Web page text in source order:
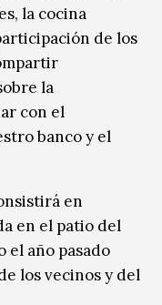
la cocina
de los
la
con el
banco y el
en
en el patio del
el año pasado
los vecinos y del